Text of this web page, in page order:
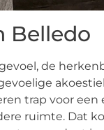
Belledo
de
trap voor een
ruimte. Dat